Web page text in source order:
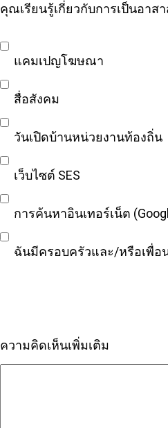
คุณเรียนรู้เกี่ยวกับการเป็นอาส
แคมเปญโฆษณา
สื่อสังคม
วันเปิดบ้านหน่วยงานท้องถิ่น
เว็บไซต์ SES
การค้นหาอินเทอร์เน็ต
ฉันมีครอบครัวและ/หรือเพื่อ
ความคิดเห็นเพิ่มเติม